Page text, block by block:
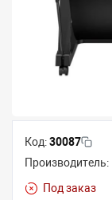
Код:30087
Производитель:
Под заказ